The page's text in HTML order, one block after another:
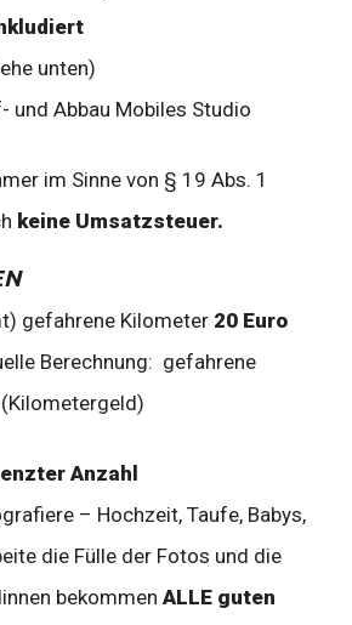
unten)
und Abbau Mobiles Studio
im Sinne von § 19 Abs. 1
keine Umsatzsteuer.
gefahrene Kilometer 20 Euro
Berechnung: gefahrene
Anzahl
– Hochzeit, Taufe, Babys,
die Fülle der Fotos und die
bekommen ALLE guten